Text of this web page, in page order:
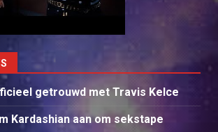
getrouwd met Travis Kelce
Kardashian aan om sekstape